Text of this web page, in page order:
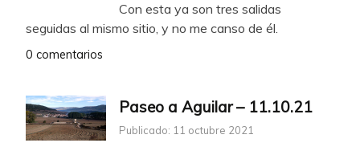
Con esta ya son tres salidas
seguidas al mismo sitio, y no me canso de él.
0 comentarios
Paseo a Aguilar – 11.10.21
Publicado: 11 octubre 2021